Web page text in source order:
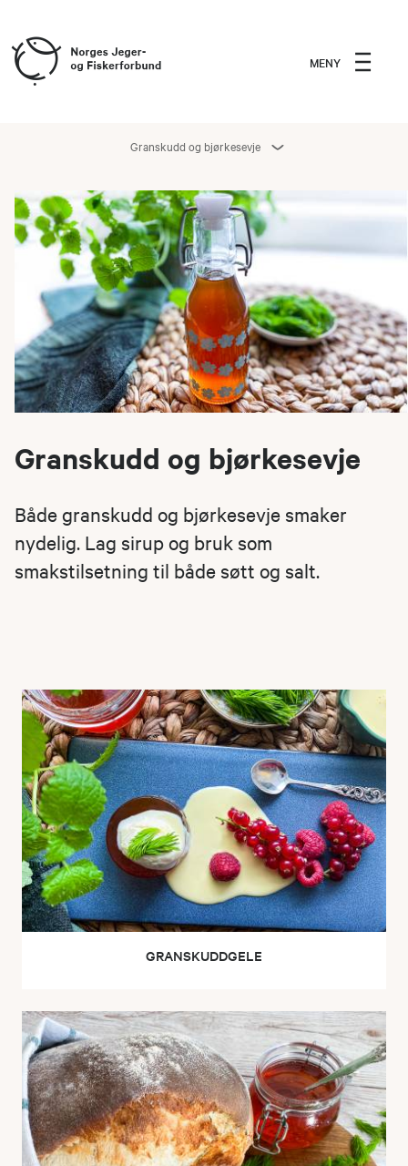
MENY
Granskudd og bjørkesevje
Granskudd og bjørkesevje
Både granskudd og bjørkesevje smaker
nydelig. Lag sirup og bruk som
smakstilsetning til både søtt og salt.
GRANSKUDDGELE